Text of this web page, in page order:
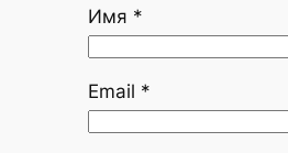
Имя *
Email *